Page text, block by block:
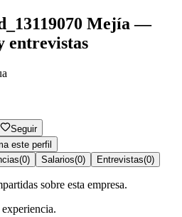
Mejía —
entrevistas
Seguir
este perfil
(0) Salarios(0) Entrevistas(0)
sobre esta empresa.